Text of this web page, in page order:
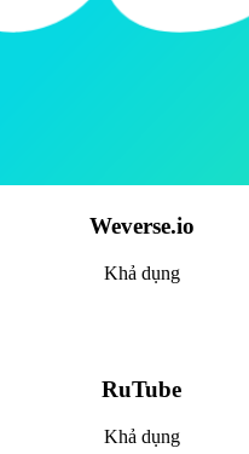
Weverse.io
Khả dụng
RuTube
Khả dụng